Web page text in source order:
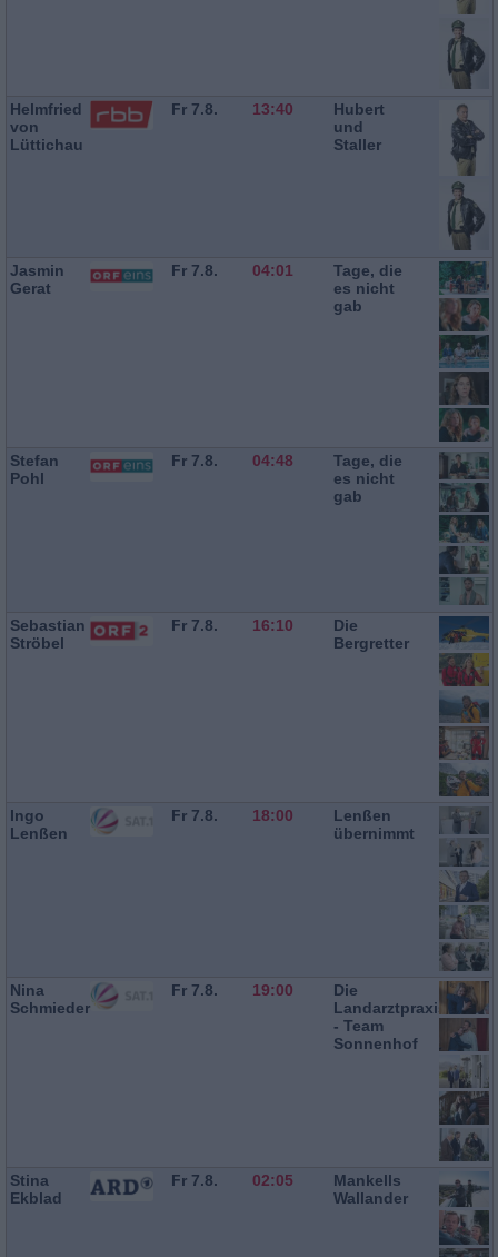
Helmfried
von
Lüttichau
Fr 7.8. 13:40
Hubert
und
Staller
Jasmin
Gerat
Fr 7.8. 04:01
Tage, die
es nicht
gab
Stefan
Pohl
Fr 7.8. 04:48
Tage, die
es nicht
gab
Sebastian
Ströbel
Fr 7.8. 16:10
Die
Bergretter
Ingo
Lenßen
Fr 7.8. 18:00
Lenßen
übernimmt
Nina
Schmieder
Fr 7.8. 19:00
Die
Landarztpraxis
- Team
Sonnenhof
Stina
Ekblad
Fr 7.8. 02:05
Mankells
Wallander